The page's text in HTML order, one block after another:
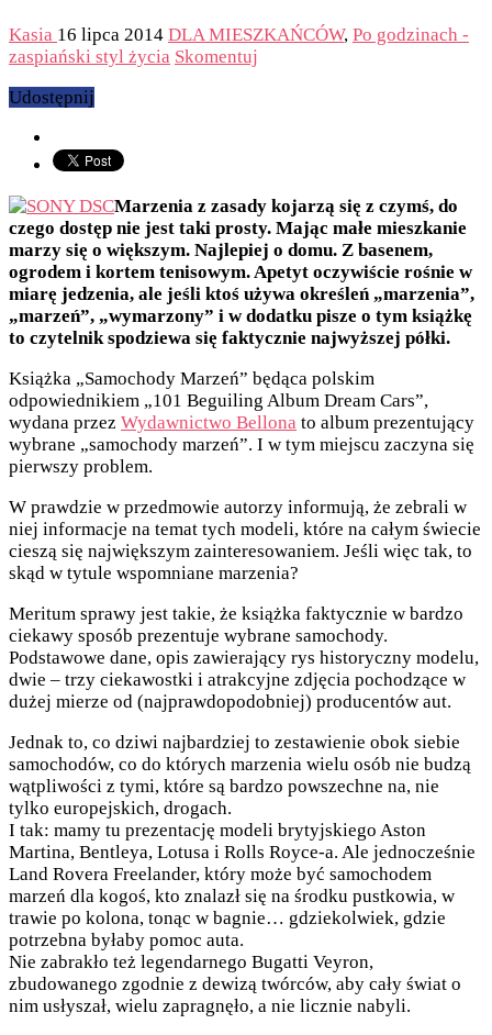
Kasia 16 lipca 2014 DLA MIESZKAŃCÓW, Po godzinach -
zaspiański styl życia Skomentuj
Udostępnij
Marzenia z zasady kojarzą się z czymś, do
czego dostęp nie jest taki prosty. Mając małe mieszkanie
marzy się o większym. Najlepiej o domu. Z basenem,
ogrodem i kortem tenisowym. Apetyt oczywiście rośnie w
miarę jedzenia, ale jeśli ktoś używa określeń „marzenia”,
„marzeń”, „wymarzony” i w dodatku pisze o tym książkę
to czytelnik spodziewa się faktycznie najwyższej półki.
Książka „Samochody Marzeń” będąca polskim
odpowiednikiem „101 Beguiling Album Dream Cars”,
wydana przez Wydawnictwo Bellona to album prezentujący
wybrane „samochody marzeń”. I w tym miejscu zaczyna się
pierwszy problem.
W prawdzie w przedmowie autorzy informują, że zebrali w
niej informacje na temat tych modeli, które na całym świecie
cieszą się największym zainteresowaniem. Jeśli więc tak, to
skąd w tytule wspomniane marzenia?
Meritum sprawy jest takie, że książka faktycznie w bardzo
ciekawy sposób prezentuje wybrane samochody.
Podstawowe dane, opis zawierający rys historyczny modelu,
dwie – trzy ciekawostki i atrakcyjne zdjęcia pochodzące w
dużej mierze od (najprawdopodobniej) producentów aut.
Jednak to, co dziwi najbardziej to zestawienie obok siebie
samochodów, co do których marzenia wielu osób nie budzą
wątpliwości z tymi, które są bardzo powszechne na, nie
tylko europejskich, drogach.
I tak: mamy tu prezentację modeli brytyjskiego Aston
Martina, Bentleya, Lotusa i Rolls Royce-a. Ale jednocześnie
Land Rovera Freelander, który może być samochodem
marzeń dla kogoś, kto znalazł się na środku pustkowia, w
trawie po kolona, tonąc w bagnie… gdziekolwiek, gdzie
potrzebna byłaby pomoc auta.
Nie zabrakło też legendarnego Bugatti Veyron,
zbudowanego zgodnie z dewizą twórców, aby cały świat o
nim usłyszał, wielu zapragnęło, a nie licznie nabyli.